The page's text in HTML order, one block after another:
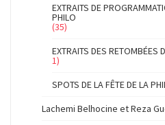
EXTRAITS DE
PHILO
(35)
EXTRAITS DES RETOMBÉES
1)
SPOTS DE LA FÊTE DE LA
Lachemi Belhocine et Reza